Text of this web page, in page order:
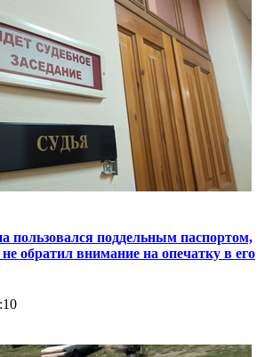
пользовался поддельным паспортом,
обратил внимание на опечатку в его